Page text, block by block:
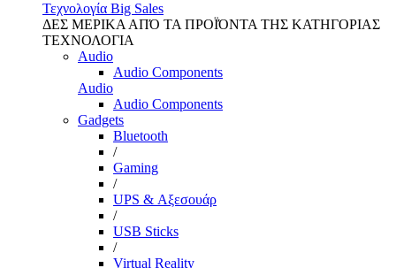
Τεχνολογία Big Sales
ΔΕΣ ΜΕΡΙΚΑ ΑΠΌ ΤΑ ΠΡΟΪΌΝΤΑ ΤΗΣ ΚΑΤΗΓΟΡΙΑΣ
ΤΕΧΝΟΛΟΓΙΑ
Audio
Audio Components
Audio
Audio Components
Gadgets
Bluetooth
/
Gaming
/
UPS & Αξεσουάρ
/
USB Sticks
/
Virtual Reality